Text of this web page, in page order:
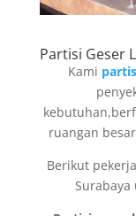
Partisi Geser
Kami
ruangan
Berikut